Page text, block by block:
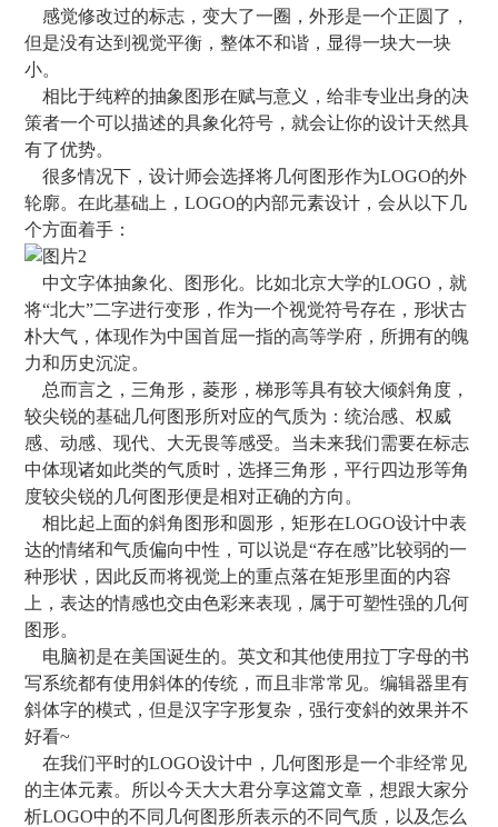
感觉修改过的标志，变大了一圈，外形是一个正圆了，
但是没有达到视觉平衡，整体不和谐，显得一块大一块
小。
相比于纯粹的抽象图形在赋与意义，给非专业出身的决
策者一个可以描述的具象化符号，就会让你的设计天然具
有了优势。
很多情况下，设计师会选择将几何图形作为LOGO的外
轮廓。在此基础上，LOGO的内部元素设计，会从以下几
个方面着手：
中文字体抽象化、图形化。比如北京大学的LOGO，就
将“北大”二字进行变形，作为一个视觉符号存在，形状古
朴大气，体现作为中国首屈一指的高等学府，所拥有的魄
力和历史沉淀。
总而言之，三角形，菱形，梯形等具有较大倾斜角度，
较尖锐的基础几何图形所对应的气质为：统治感、权威
感、动感、现代、大无畏等感受。当未来我们需要在标志
中体现诸如此类的气质时，选择三角形，平行四边形等角
度较尖锐的几何图形便是相对正确的方向。
相比起上面的斜角图形和圆形，矩形在LOGO设计中表
达的情绪和气质偏向中性，可以说是“存在感”比较弱的一
种形状，因此反而将视觉上的重点落在矩形里面的内容
上，表达的情感也交由色彩来表现，属于可塑性强的几何
图形。
电脑初是在美国诞生的。英文和其他使用拉丁字母的书
写系统都有使用斜体的传统，而且非常常见。编辑器里有
斜体字的模式，但是汉字字形复杂，强行变斜的效果并不
好看~
在我们平时的LOGO设计中，几何图形是一个非经常见
的主体元素。所以今天大大君分享这篇文章，想跟大家分
析LOGO中的不同几何图形所表示的不同气质，以及怎么